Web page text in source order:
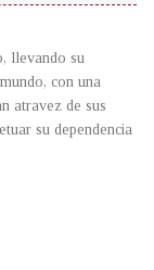
llevando su
con una
atravez de sus
su dependencia